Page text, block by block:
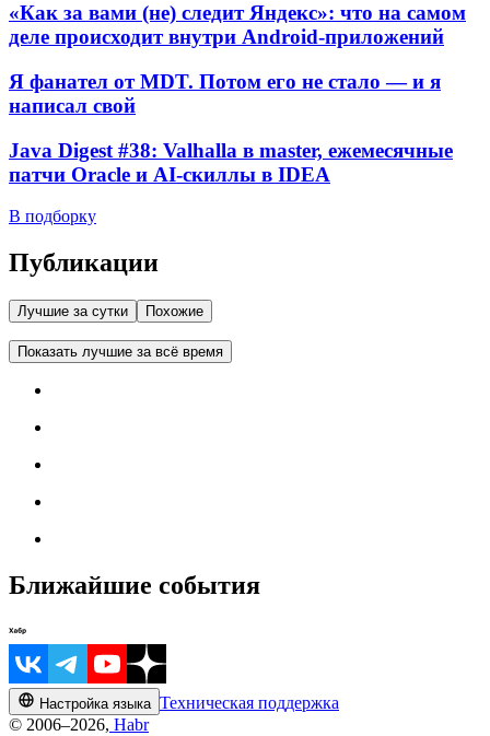
«Как за вами (не) следит Яндекс»: что на самом
деле происходит внутри Android-приложений
Я фанател от MDT. Потом его не стало — и я
написал свой
Java Digest #38: Valhalla в master, ежемесячные
патчи Oracle и AI-скиллы в IDEA
В подборку
Публикации
Лучшие за сутки Похожие
Показать лучшие за всё время
Ближайшие события
Настройка языка Техническая поддержка
© 2006–2026, Habr